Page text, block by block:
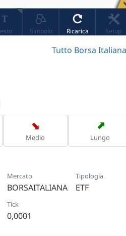
Tutto Borsa
➡
Medio
➡
Lungo
Mercato
BORSAITALIANA
Tipologia
ETF
Tick
0,0001